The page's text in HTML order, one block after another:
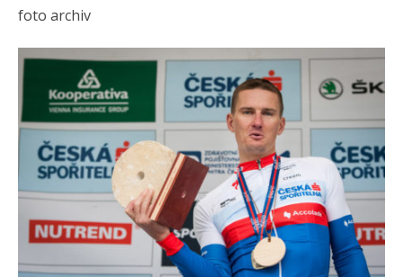
foto archiv